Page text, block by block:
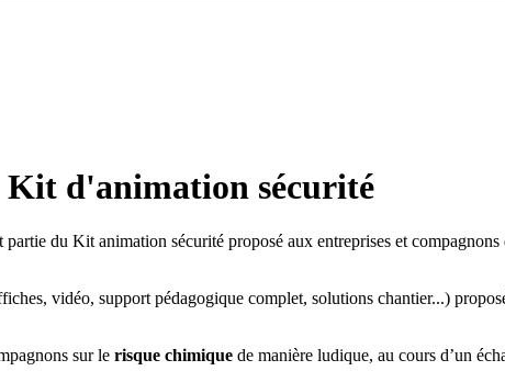
d'animation sécurité
du Kit animation sécurité proposé aux entreprises et
vidéo, support pédagogique complet, solutions chantier...)
sur le risque chimique de manière ludique, au cours d’un